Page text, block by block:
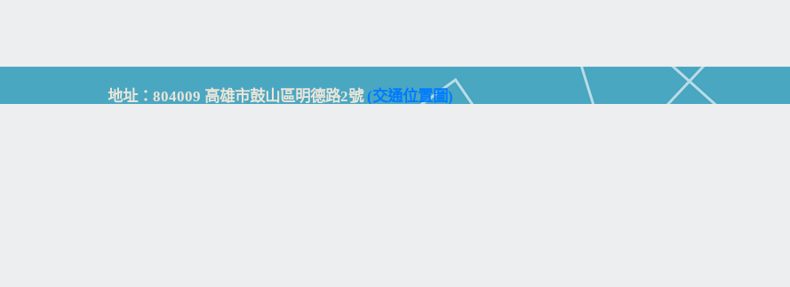
地址：804009 高雄市鼓山區明德路2號 (交通位置圖)